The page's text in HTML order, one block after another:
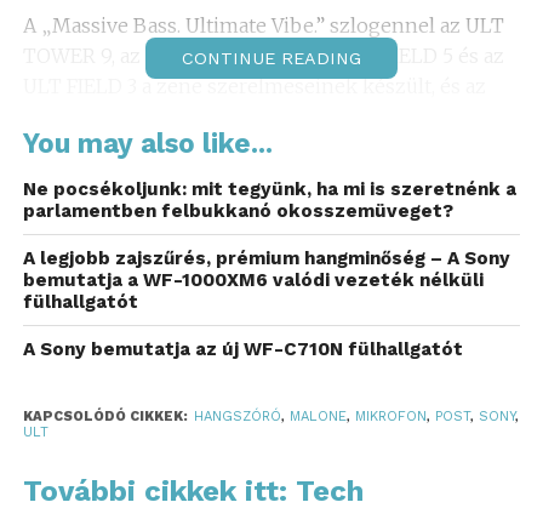
A „Massive Bass. Ultimate Vibe.” szlogennel az ULT
TOWER 9, az ULT TOWER 9AC, az ULT FIELD 5 és az
ULT FIELD 3 a zene szerelmeseinek készült, és az
mély, dinamikus hangzást produkál, ami
megdobogtatja a szívet. Az ULTMIC1 – az ULT
POWER SOUND sorozattal kompatibilis vezeték
nélküli mikrofonpár – szintén az új kínálat részét
képezi.
CONTINUE READING
You may also like...
Ne pocsékoljunk: mit tegyünk, ha mi is szeretnénk a
parlamentben felbukkanó okosszemüveget?
A legjobb zajszűrés, prémium hangminőség – A Sony
bemutatja a WF-1000XM6 valódi vezeték nélküli
fülhallgatót
A Sony bemutatja az új WF-C710N fülhallgatót
KAPCSOLÓDÓ CIKKEK: HANGSZÓRÓ, MALONE, MIKROFON, POST, SONY,
ULT
További cikkek itt: Tech